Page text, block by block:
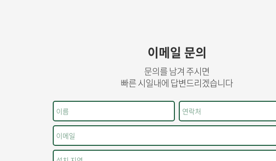
이메일 문의
문의를 남겨 주시면
빠른 시일내에 답변드리겠습니다